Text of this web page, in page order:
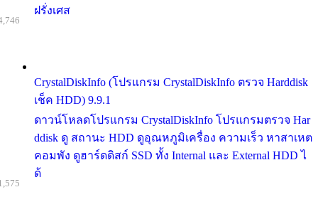
ฝรั่งเศส
CrystalDiskInfo (โปรแกรม CrystalDiskInfo ตรวจ Harddisk
เช็ค HDD) 9.9.1
ดาวน์โหลดโปรแกรม CrystalDiskInfo โปรแกรมตรวจ Har
ddisk ดู สถานะ HDD ดูอุณหภูมิเครื่อง ความเร็ว หาสาเหต
คอมพัง ดูฮาร์ดดิสก์ SSD ทั้ง Internal และ External HDD ไ
ด้